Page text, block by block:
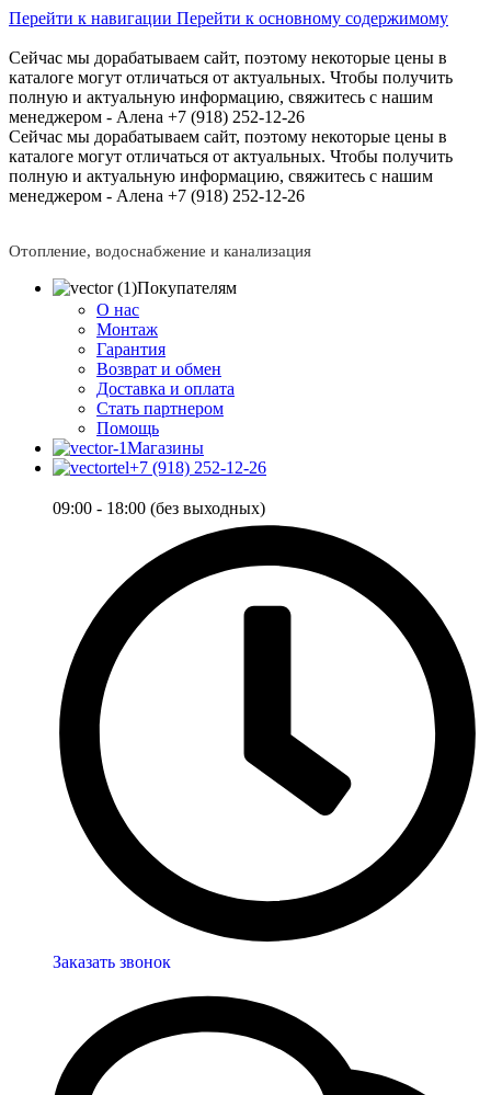
Перейти к навигации Перейти к основному содержимому
Сейчас мы дорабатываем сайт, поэтому некоторые цены в
каталоге могут отличаться от актуальных. Чтобы получить
полную и актуальную информацию, свяжитесь с нашим
менеджером - Алена +7 (918) 252-12-26
Сейчас мы дорабатываем сайт, поэтому некоторые цены в
каталоге могут отличаться от актуальных. Чтобы получить
полную и актуальную информацию, свяжитесь с нашим
менеджером - Алена +7 (918) 252-12-26
Отопление, водоснабжение и канализация
Покупателям
О нас
Монтаж
Гарантия
Возврат и обмен
Доставка и оплата
Стать партнером
Помощь
Магазины
+7 (918) 252-12-26
09:00 - 18:00 (без выходных)
Заказать звонок